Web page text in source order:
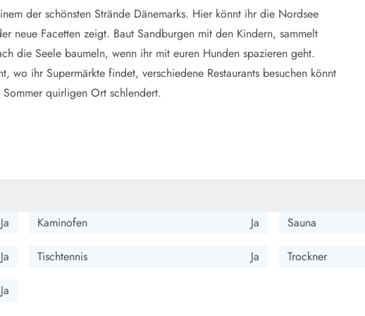
der schönsten Strände Dänemarks. Hier könnt ihr die Nordsee
neue Facetten zeigt. Baut Sandburgen mit den Kindern, sammelt
die Seele baumeln, wenn ihr mit euren Hunden spazieren geht.
wo ihr Supermärkte findet, verschiedene Restaurants besuchen könnt
quirligen Ort schlendert.
Ja Kaminofen Ja Sauna
Ja Tischtennis Ja Trockner
Ja